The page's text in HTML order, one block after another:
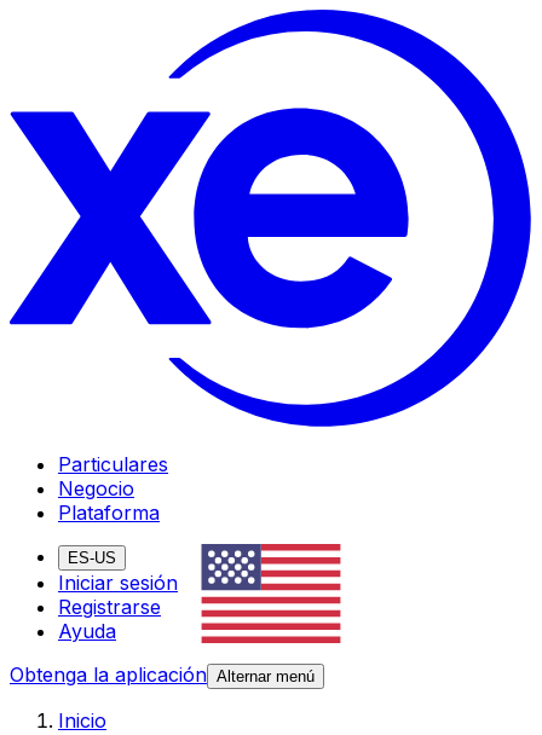
Particulares
Negocio
Plataforma
ES-US
Iniciar sesión
Registrarse
Ayuda
Obtenga la aplicación Alternar menú
Inicio